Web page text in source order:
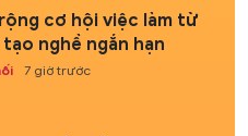
cơ hội việc làm từ
tạo nghề ngắn hạn
7 giờ trước